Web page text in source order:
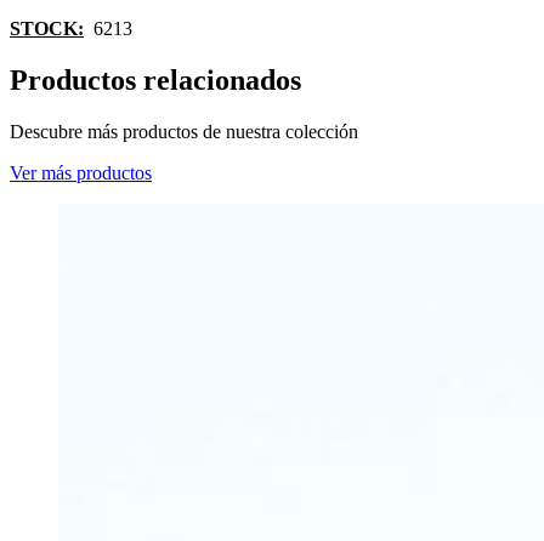
STOCK: 6213
Productos relacionados
Descubre más productos de nuestra colección
Ver más productos